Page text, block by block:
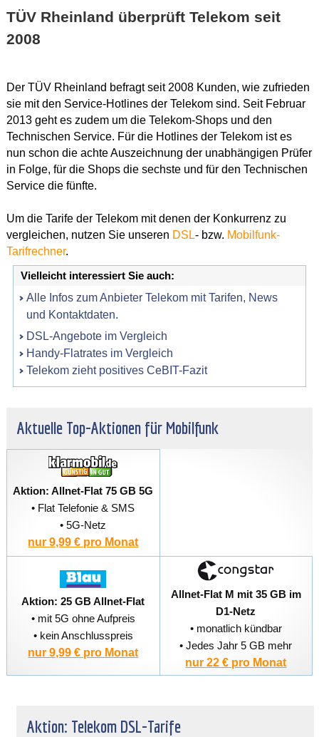
TÜV Rheinland überprüft Telekom seit
2008
Der TÜV Rheinland befragt seit 2008 Kunden, wie zufrieden
sie mit den Service-Hotlines der Telekom sind. Seit Februar
2013 geht es zudem um die Telekom-Shops und den
Technischen Service. Für die Hotlines der Telekom ist es
nun schon die achte Auszeichnung der unabhängigen Prüfer
in Folge, für die Shops die sechste und für den Technischen
Service die fünfte.
Um die Tarife der Telekom mit denen der Konkurrenz zu
vergleichen, nutzen Sie unseren DSL- bzw. Mobilfunk-
Tarifrechner.
Vielleicht interessiert Sie auch:
Alle Infos zum Anbieter Telekom mit Tarifen, News
und Kontaktdaten.
DSL-Angebote im Vergleich
Handy-Flatrates im Vergleich
Telekom zieht positives CeBIT-Fazit
Aktuelle Top-Aktionen für Mobilfunk
Aktion: Allnet-Flat 75 GB 5G
• Flat Telefonie & SMS
• 5G-Netz
nur 9,99 € pro Monat
Aktion: 25 GB Allnet-Flat
• mit 5G ohne Aufpreis
• kein Anschlusspreis
nur 9,99 € pro Monat
Allnet-Flat M mit 35 GB im
D1-Netz
• monatlich kündbar
• Jedes Jahr 5 GB mehr
nur 22 € pro Monat
Aktion: Telekom DSL-Tarife